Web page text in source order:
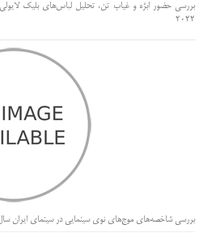
بررسی حضور ابژه و غیاب تن، تحلیل لباس‌های بلیک
۲۰۲۲
بررسی شاخصه‌های موج‌های نوی سینمایی در سینمای ایران سال‌های 1357-1343،